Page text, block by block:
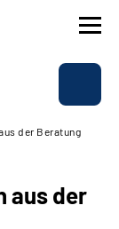
der Beratung
aus der